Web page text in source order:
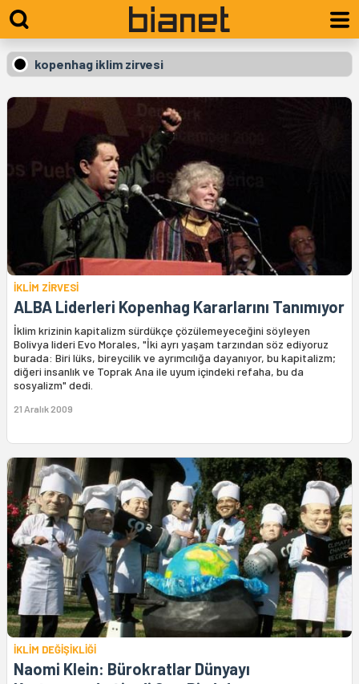
kopenhag iklim zirvesi
İKLİM ZİRVESİ
ALBA Liderleri Kopenhag Kararlarını Tanımıyor
İklim krizinin kapitalizm sürdükçe çözülemeyeceğini söyleyen
Bolivya lideri Evo Morales, "İki ayrı yaşam tarzından söz ediyoruz
burada: Biri lüks, bireycilik ve ayrımcılığa dayanıyor, bu kapitalizm;
diğeri insanlık ve Toprak Ana ile uyum içindeki refaha, bu da
sosyalizm" dedi.
21 Aralık 2009
İKLİM DEĞİŞİKLİĞİ
Naomi Klein: Bürokratlar Dünyayı